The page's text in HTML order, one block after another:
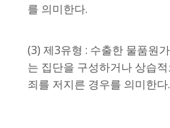
를 의미한다.
(3) 제3유형 : 수출한 물품원
는 집단을 구성하거나 상습
죄를 저지른 경우를 의미한다.